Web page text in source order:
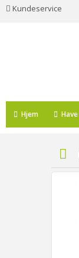
Kundeservice
Hjem Have